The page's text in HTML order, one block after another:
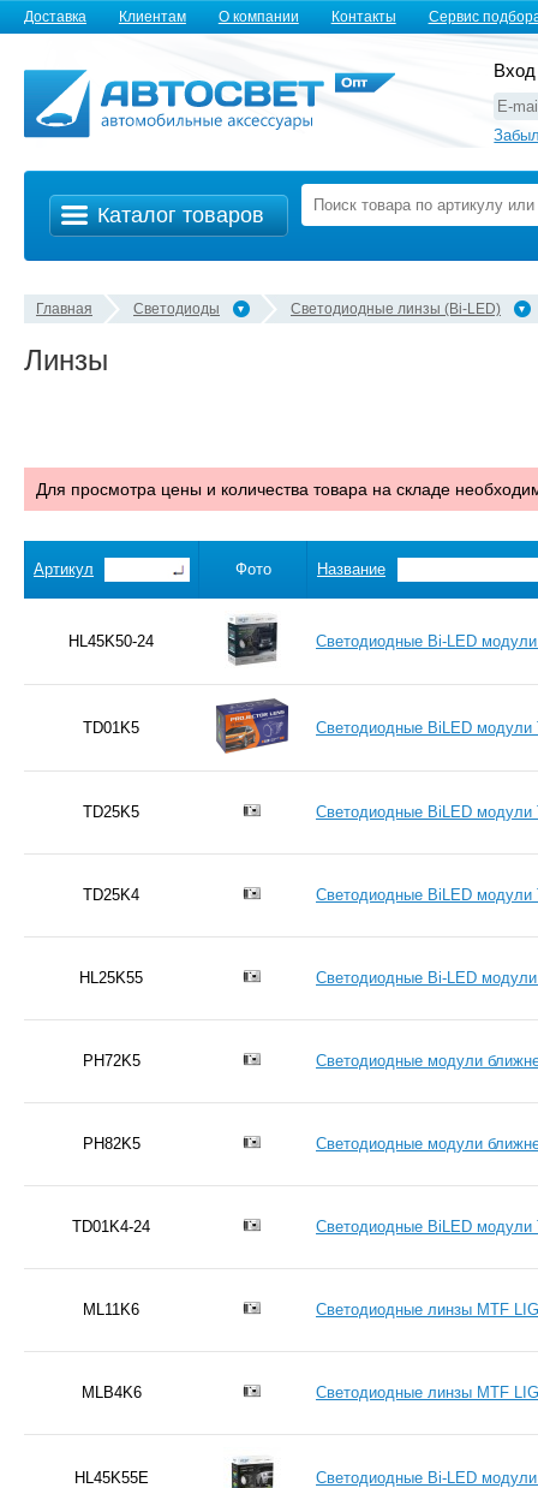
Доставка Клиентам О компании Контакты Сервис
Каталог товаров
Главная Светодиоды Светодиодные линзы (Bi-LED)
Линзы
Для просмотра цены и количества товара на складе
Артикул Фото Название
HL45K50-24 Светодиодные Bi-LED
TD01K5 Светодиодные BiLED модули
TD25K5 Светодиодные BiLED модули
TD25K4 Светодиодные BiLED модули
HL25K55 Светодиодные Bi-LED
PH72K5 Светодиодные модули
PH82K5 Светодиодные модули
TD01K4-24 Светодиодные BiLED модули
ML11K6 Светодиодные линзы MTF
MLB4K6 Светодиодные линзы MTF
HL45K55E Светодиодные Bi-LED